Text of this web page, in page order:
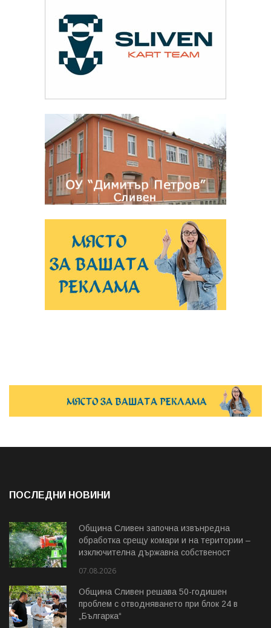
ПОСЛЕДНИ НОВИНИ
Община Сливен започна извънредна
обработка срещу комари и на територии –
изключителна държавна собственост
07.08.2026
Община Сливен решава 50-годишен
проблем с отводняването при блок 24 в
„Българка“